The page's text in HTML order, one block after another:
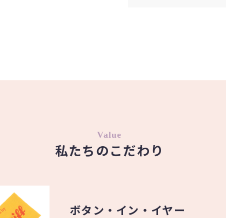
Value
私たちのこだわり
ボタン・イン・イヤー